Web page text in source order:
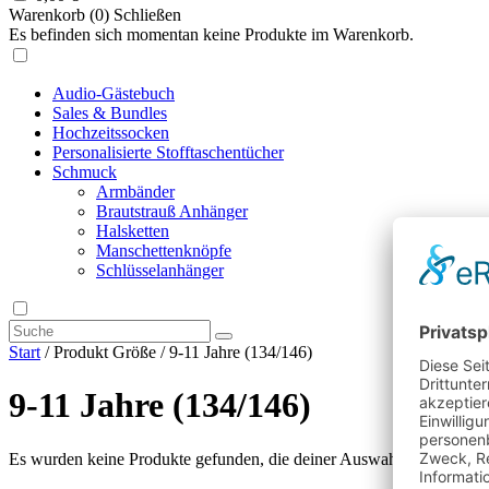
Warenkorb (0) Schließen
Es befinden sich momentan keine Produkte im Warenkorb.
Audio-Gästebuch
Sales & Bundles
Hochzeitssocken
Personalisierte Stofftaschentücher
Schmuck
Armbänder
Brautstrauß Anhänger
Halsketten
Manschettenknöpfe
Schlüsselanhänger
Start / Produkt Größe / 9-11 Jahre (134/146)
9-11 Jahre (134/146)
Es wurden keine Produkte gefunden, die deiner Auswahl